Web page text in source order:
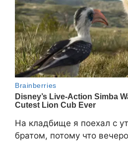
На кладбище я поехал с
братом, потому что